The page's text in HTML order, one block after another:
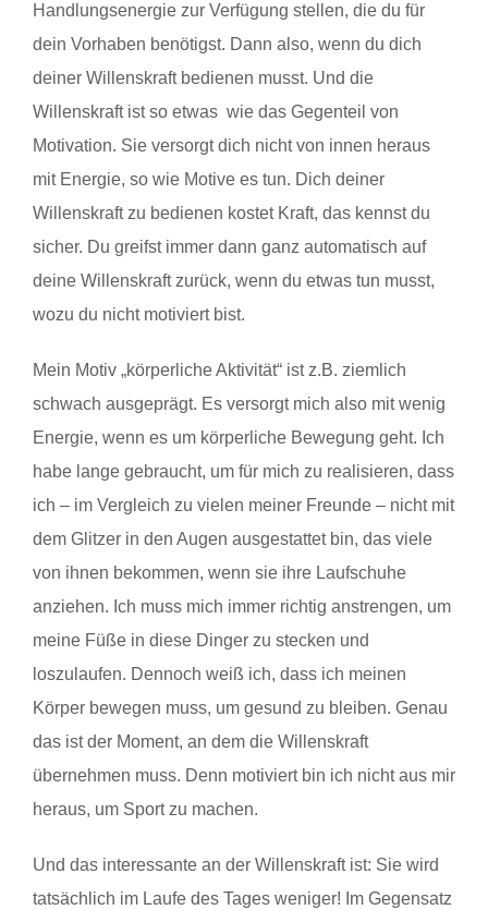
Handlungsenergie zur Verfügung stellen, die du für
dein Vorhaben benötigst. Dann also, wenn du dich
deiner Willenskraft bedienen musst. Und die
Willenskraft ist so etwas wie das Gegenteil von
Motivation. Sie versorgt dich nicht von innen heraus
mit Energie, so wie Motive es tun. Dich deiner
Willenskraft zu bedienen kostet Kraft, das kennst du
sicher. Du greifst immer dann ganz automatisch auf
deine Willenskraft zurück, wenn du etwas tun musst,
wozu du nicht motiviert bist.
Mein Motiv „körperliche Aktivität“ ist z.B. ziemlich
schwach ausgeprägt. Es versorgt mich also mit wenig
Energie, wenn es um körperliche Bewegung geht. Ich
habe lange gebraucht, um für mich zu realisieren, dass
ich – im Vergleich zu vielen meiner Freunde – nicht mit
dem Glitzer in den Augen ausgestattet bin, das viele
von ihnen bekommen, wenn sie ihre Laufschuhe
anziehen. Ich muss mich immer richtig anstrengen, um
meine Füße in diese Dinger zu stecken und
loszulaufen. Dennoch weiß ich, dass ich meinen
Körper bewegen muss, um gesund zu bleiben. Genau
das ist der Moment, an dem die Willenskraft
übernehmen muss. Denn motiviert bin ich nicht aus mir
heraus, um Sport zu machen.
Und das interessante an der Willenskraft ist: Sie wird
tatsächlich im Laufe des Tages weniger! Im Gegensatz